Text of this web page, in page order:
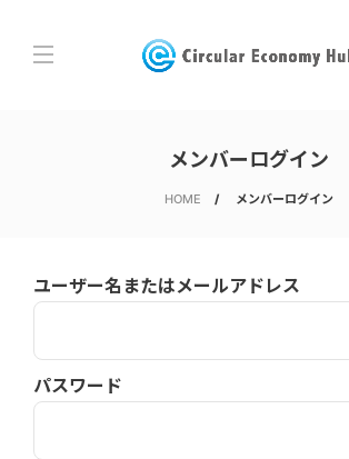
メンバーログイン
HOME メンバーログイン
ユーザー名またはメールアドレス
パスワード